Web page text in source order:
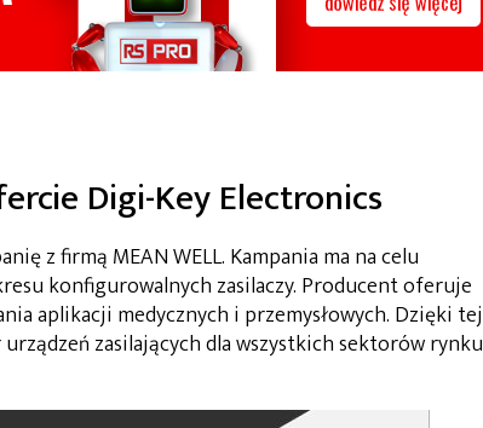
Digi-Key Electronics
z firmą MEAN WELL. Kampania ma na celu
konfigurowalnych zasilaczy. Producent oferuje
aplikacji medycznych i przemysłowych. Dzięki tej
zasilających dla wszystkich sektorów rynku